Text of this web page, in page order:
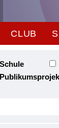
CLUB
Schule